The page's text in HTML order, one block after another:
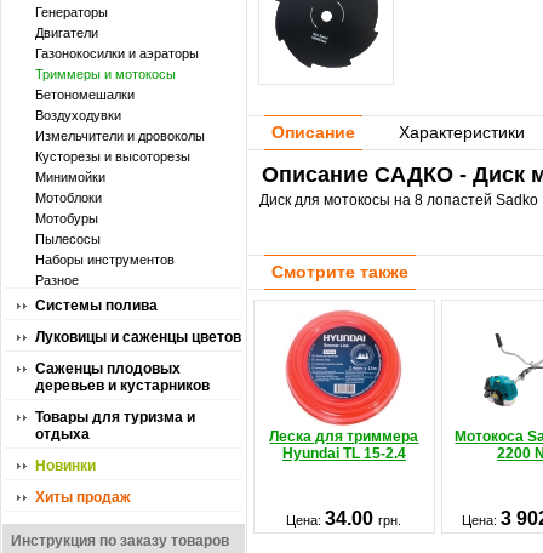
Генераторы
Двигатели
Газонокосилки и аэраторы
Триммеры и мотокосы
Бетономешалки
Воздуходувки
Измельчители и дровоколы
Кусторезы и высоторезы
Минимойки
Мотоблоки
Мотобуры
Пылесосы
Наборы инструментов
Разное
Системы полива
Луковицы и саженцы цветов
Саженцы плодовых
деревьев и кустарников
Товары для туризма и
отдыха
Новинки
Хиты продаж
Инструкция по заказу товаров
Описание Характеристики
Описание САДКО - Диск
Диск для мотокосы на 8 лопастей Sadko
Смотрите также
Леска для триммера
Hyundai TL 15-2.4
Мотокоса
2200
Цена:34.00грн. Цена: 3